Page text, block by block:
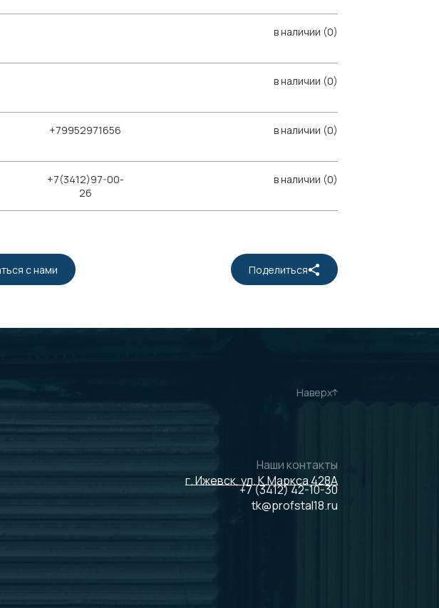
в наличии (0)
в наличии (0)
+79952971656 в наличии (0)
+7(3412)97-00-
26
в наличии (0)
с нами Поделиться
Наверх
Наши контакты
г. Ижевск, ул. К.Маркса 428А
+7 (3412) 42-10-30
tk@profstal18.ru